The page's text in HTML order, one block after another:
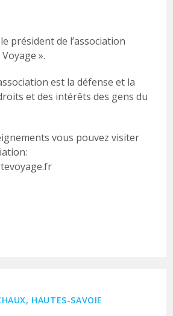
président de l’association
».
est la défense et la
et des intérêts des gens du
vous pouvez visiter
HAUTES-SAVOIE